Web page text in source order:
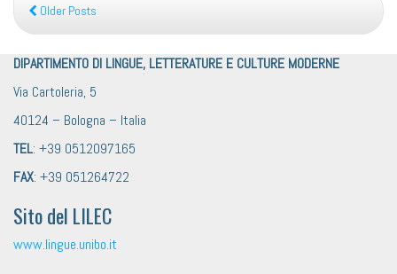
Older Posts
DIPARTIMENTO DI LINGUE, LETTERATURE E CULTURE MODERNE
Via Cartoleria, 5
40124 – Bologna – Italia
TEL: +39 0512097165
FAX: +39 051264722
Sito del LILEC
www.lingue.unibo.it